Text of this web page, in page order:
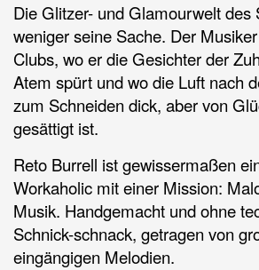
Die Glitzer- und Glamourwelt des
weniger seine Sache. Der
Clubs, wo er die Gesichter der
Atem spürt und wo die Luft nach
zum Schneiden dick, aber von
gesättigt ist.
Reto Burrell ist gewissermaßen
Workaholic mit einer Mission:
Musik. Handgemacht und ohne
Schnick-schnack, getragen von
eingängigen Melodien.